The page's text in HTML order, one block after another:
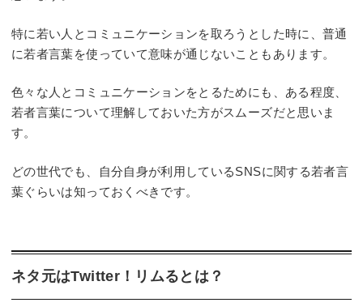
特に若い人とコミュニケーションを取ろうとした時に、普通
に若者言葉を使っていて意味が通じないこともあります。
色々な人とコミュニケーションをとるためにも、ある程度、
若者言葉について理解しておいた方がスムーズだと思いま
す。
どの世代でも、自分自身が利用しているSNSに関する若者言
葉ぐらいは知っておくべきです。
ネタ元はTwitter！リムるとは？